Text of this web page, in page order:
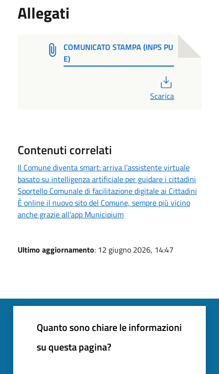
Allegati
COMUNICATO STAMPA (INPS PU
E)
Scarica
Contenuti correlati
Il Comune diventa smart: arriva l’assistente virtuale
basato su intelligenza artificiale per guidare i cittadini
Sportello Comunale di facilitazione digitale ai Cittadini
È online il nuovo sito del Comune, sempre più vicino
anche grazie all'app Municipium
Ultimo aggiornamento: 12 giugno 2026, 14:47
Quanto sono chiare le informazioni
su questa pagina?